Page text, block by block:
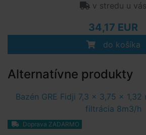
v stredu u vás
34,17 EUR
do košíka
Alternatívne produkty
Bazén GRE Fidji 7,3 x 3,75 x
filtrácia 8m3/h
Doprava ZADARMO